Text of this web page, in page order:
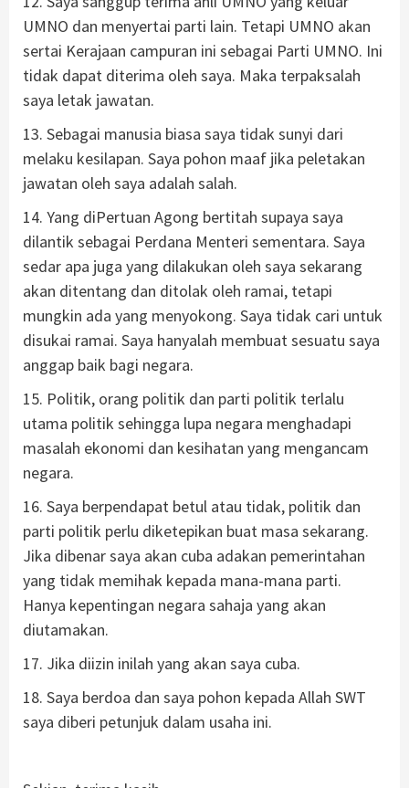
UMNO dan menyertai parti lain. Tetapi UMNO akan
sertai Kerajaan campuran ini sebagai Parti UMNO. Ini
tidak dapat diterima oleh saya. Maka terpaksalah
saya letak jawatan.
13. Sebagai manusia biasa saya tidak sunyi dari
melaku kesilapan. Saya pohon maaf jika peletakan
jawatan oleh saya adalah salah.
14. Yang diPertuan Agong bertitah supaya saya
dilantik sebagai Perdana Menteri sementara. Saya
sedar apa juga yang dilakukan oleh saya sekarang
akan ditentang dan ditolak oleh ramai, tetapi
mungkin ada yang menyokong. Saya tidak cari untuk
disukai ramai. Saya hanyalah membuat sesuatu saya
anggap baik bagi negara.
15. Politik, orang politik dan parti politik terlalu
utama politik sehingga lupa negara menghadapi
masalah ekonomi dan kesihatan yang mengancam
negara.
16. Saya berpendapat betul atau tidak, politik dan
parti politik perlu diketepikan buat masa sekarang.
Jika dibenar saya akan cuba adakan pemerintahan
yang tidak memihak kepada mana-mana parti.
Hanya kepentingan negara sahaja yang akan
diutamakan.
17. Jika diizin inilah yang akan saya cuba.
18. Saya berdoa dan saya pohon kepada Allah SWT
saya diberi petunjuk dalam usaha ini.